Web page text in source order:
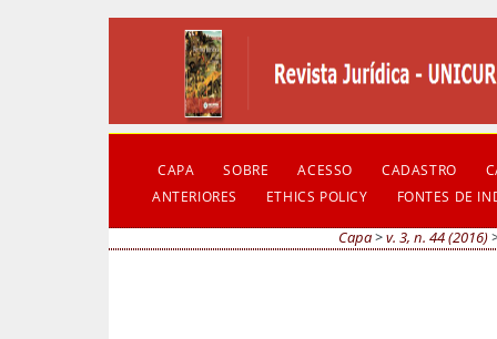
CAPA SOBRE ACESSO CADASTRO
ANTERIORES
ETHICS POLICY FONTES DE
Capa>v. 3, n. 44 (2016)